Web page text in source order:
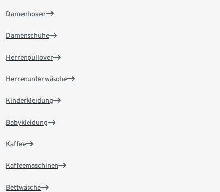
Damenhosen
Damenschuhe
Herrenpullover
Herrenunterwäsche
Kinderkleidung
Babykleidung
Kaffee
Kaffeemaschinen
Bettwäsche